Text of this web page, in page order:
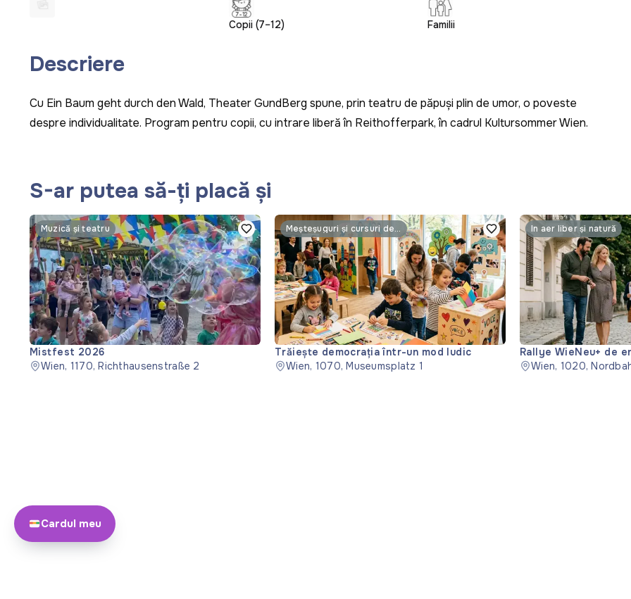
Copii (7–12) Familii
Descriere
Cu Ein Baum geht durch den Wald, Theater GundBerg spune, prin teatru de păpuși plin de umor, o poveste
despre individualitate. Program pentru copii, cu intrare liberă în Reithofferpark, în cadrul Kultursommer Wien.
S-ar putea să-ți placă și
Muzică și teatru
Mistfest 2026
Wien, 1170, Richthausenstraße 2
Meșteșuguri și cursuri de master
Trăiește democrația într-un mod ludic
Wien, 1070, Museumsplatz 1
În aer liber și natură
Rallye WieNeu+ de
Wien, 1020,
Cardul meu